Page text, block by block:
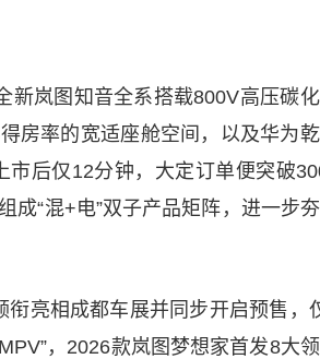
新岚图知音全系搭载800V高压碳
房率的宽适座舱空间，以及华为
市后仅12分钟，大定订单便突破
成“混+电”双子产品矩阵，进一步
衔亮相成都车展并同步开启预售，
，2026款岚图梦想家首发8大